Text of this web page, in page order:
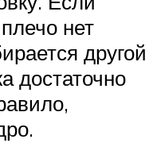
нет
другой
достаточно